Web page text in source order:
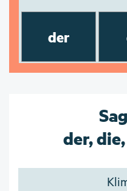
der
der,